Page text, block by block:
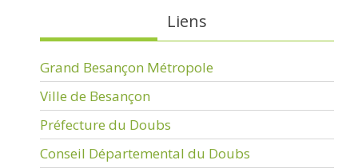
Liens
Grand Besançon Métropole
Ville de Besançon
Préfecture du Doubs
Conseil Départemental du Doubs